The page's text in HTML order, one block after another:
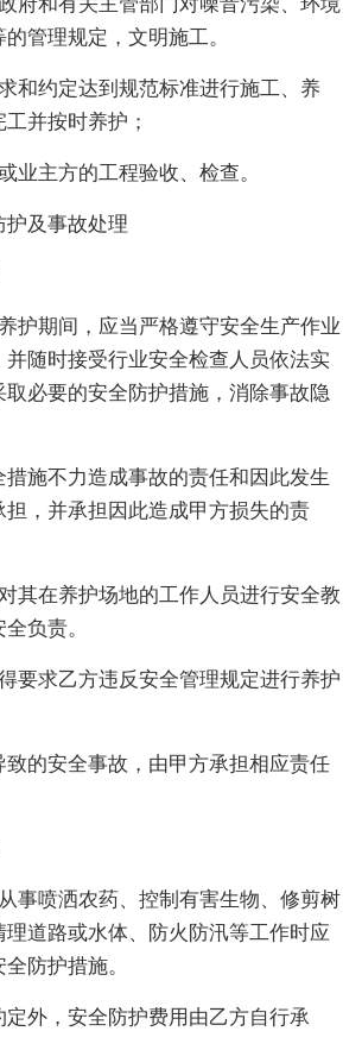
管理规定，文明施工。
和约定达到规范标准进行施工、养
并按时养护；
业主方的工程验收、检查。
护及事故处理
养护期间，应当严格遵守安全生产作业
并随时接受行业安全检查人员依法实
必要的安全防护措施，消除事故隐
措施不力造成事故的责任和因此发生
担，并承担因此造成甲方损失的责
对其在养护场地的工作人员进行安全教
负责。
得要求乙方违反安全管理规定进行养护
致的安全事故，由甲方承担相应责任
从事喷洒农药、控制有害生物、修剪树
理道路或水体、防火防汛等工作时应
防护措施。
定外，安全防护费用由乙方自行承